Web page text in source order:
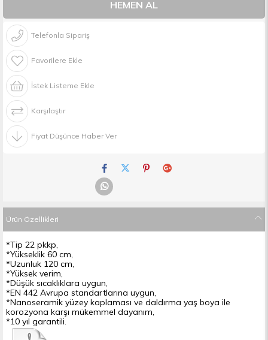
Telefonla Sipariş
Favorilere Ekle
İstek Listeme Ekle
Karşılaştır
Fiyat Düşünce Haber Ver
Ürün Özellikleri
*Tip 22 pkkp,
*Yükseklik 60 cm,
*Uzunluk 120 cm,
*Yüksek verim,
*Düşük sıcaklıklara uygun,
*EN 442 Avrupa standartlarına uygun,
*Nanoseramik yüzey kaplaması ve daldırma yaş boya ile
korozyona karşı mükemmel dayanım,
*10 yıl garantili.